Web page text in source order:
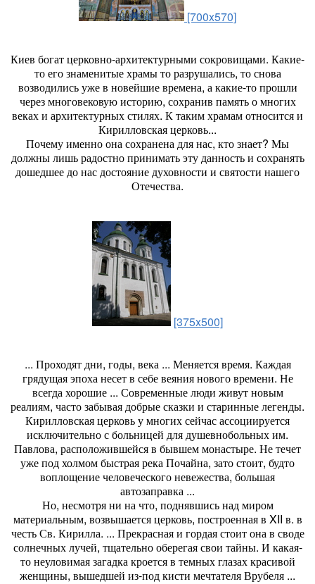
[700x570]
Киев богат церковно-архитектурными сокровищами. Какие-
то его знаменитые храмы то разрушались, то снова
возводились уже в новейшие времена, а какие-то прошли
через многовековую историю, сохранив память о многих
веках и архитектурных стилях. К таким храмам относится и
Кирилловская церковь...
Почему именно она сохранена для нас, кто знает? Мы
должны лишь радостно принимать эту данность и сохранять
дошедшее до нас достояние духовности и святости нашего
Отечества.
[375x500]
... Проходят дни, годы, века ... Меняется время. Каждая
грядущая эпоха несет в себе веяния нового времени. Не
всегда хорошие ... Современные люди живут новым
реалиям, часто забывая добрые сказки и старинные легенды.
Кирилловская церковь у многих сейчас ассоциируется
исключительно с больницей для душевнобольных им.
Павлова, расположившейся в бывшем монастыре. Не течет
уже под холмом быстрая река Почайна, зато стоит, будто
воплощение человеческого невежества, большая
автозаправка ...
Но, несмотря ни на что, поднявшись над миром
материальным, возвышается церковь, построенная в XII в. в
честь Св. Кирилла. ... Прекрасная и гордая стоит она в своде
солнечных лучей, тщательно оберегая свои тайны. И какая-
то неуловимая загадка кроется в темных глазах красивой
женщины, вышедшей из-под кисти мечтателя Врубеля ...